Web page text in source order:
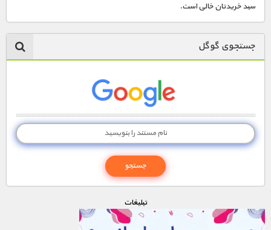
سبد خریدتان خالی است.
جستجوی گوگل
تبليغات